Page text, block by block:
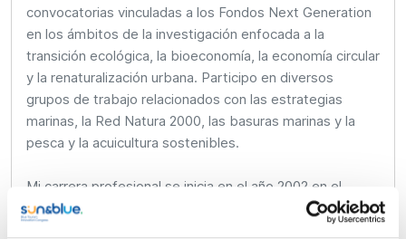
convocatorias vinculadas a los Fondos Next Generation
en los ámbitos de la investigación enfocada a la
transición ecológica, la bioeconomía, la economía circular
y la renaturalización urbana. Participo en diversos
grupos de trabajo relacionados con las estrategias
marinas, la Red Natura 2000, las basuras marinas y la
pesca y la acuicultura sostenibles.
Mi carrera profesional se inicia en el año 2002 en el
ámbito de la investigación en la Universidad de Ginebra,
donde tuve la oportunidad de colaborar con la empresa